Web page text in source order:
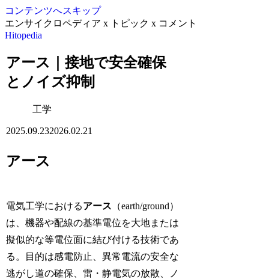
コンテンツへスキップ
エンサイクロペディア x トピック x コメント
Hitopedia
アース｜接地で安全確保
とノイズ抑制
工学
2025.09.232026.02.21
アース
電気工学におけるアース （earth/ground）
は、機器や配線の基準電位を大地または
擬似的な等電位面に結び付ける技術であ
る。目的は感電防止、異常電流の安全な
逃がし道の確保、雷・静電気の放散、ノ